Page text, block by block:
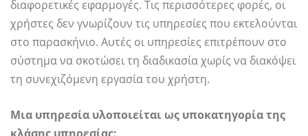
διαφορετικές εφαρμογές. Τις περισσότερες φορές, οι
χρήστες δεν γνωρίζουν τις υπηρεσίες που εκτελούνται
στο παρασκήνιο. Αυτές οι υπηρεσίες επιτρέπουν στο
σύστημα να σκοτώσει τη διαδικασία χωρίς να διακόψει
τη συνεχιζόμενη εργασία του χρήστη.
Μια υπηρεσία υλοποιείται ως υποκατηγορία της